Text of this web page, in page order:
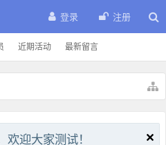
近期活动 最新留言
登录 注册
迎大家测试！